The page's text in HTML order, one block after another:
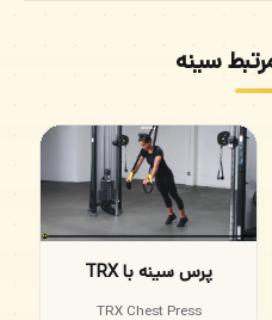
سینه
پرس سینه با TRX
TRX Chest Press